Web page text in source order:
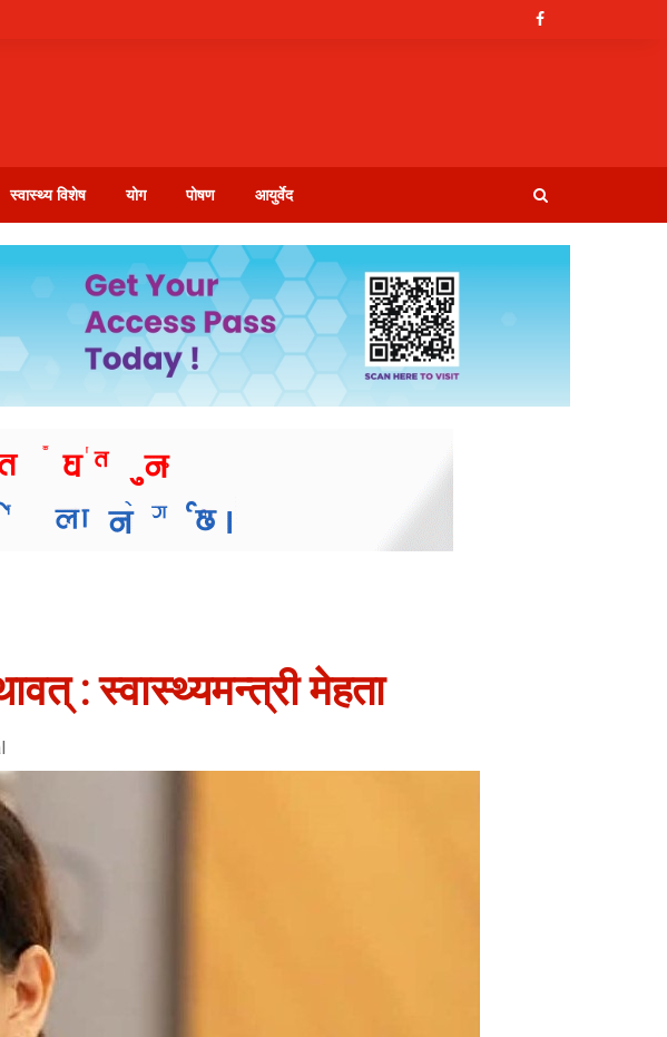
स्वास्थ्य विशेष योग पोषण आयुर्वेद
: स्वास्थ्यमन्त्री मेहता